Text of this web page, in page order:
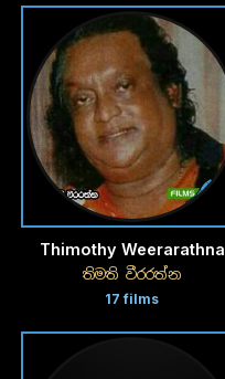
Thimothy Weerarathna
තිමති වීරරත්න
17 films